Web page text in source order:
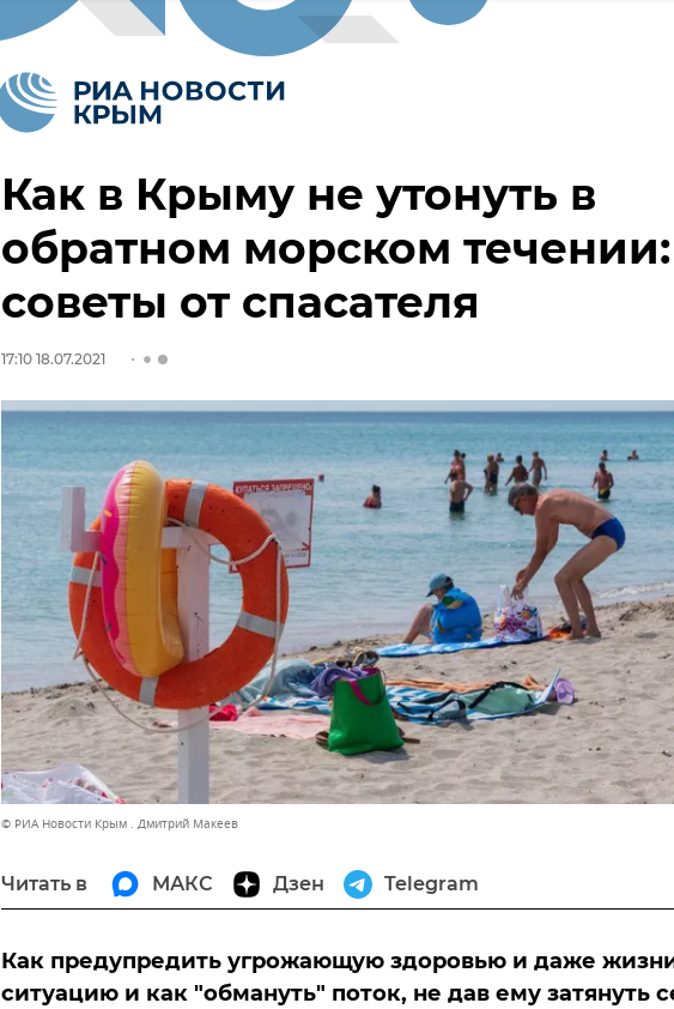
Как в Крыму не утонуть в
обратном морском течении:
советы от спасателя
17:10 18.07.2021
© РИА Новости Крым . Дмитрий Макеев
Читать в МАКС Дзен Telegram
Как предупредить угрожающую здоровью и даже
ситуацию и как "обмануть" поток, не дав ему затянуть